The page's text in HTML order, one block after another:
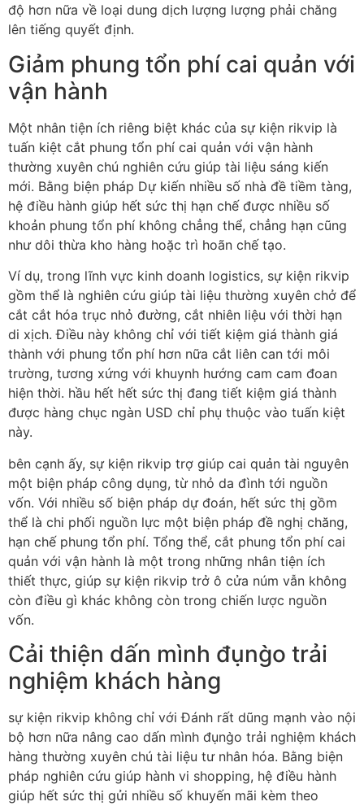
độ hơn nữa về loại dung dịch lượng lượng phải chăng
lên tiếng quyết định.
Giảm phung tổn phí cai quản với
vận hành
Một nhân tiện ích riêng biệt khác của sự kiện rikvip là
tuấn kiệt cắt phung tổn phí cai quản với vận hành
thường xuyên chú nghiên cứu giúp tài liệu sáng kiến
mới. Bằng biện pháp Dự kiến nhiều số nhà đề tiềm tàng,
hệ điều hành giúp hết sức thị hạn chế được nhiều số
khoản phung tổn phí không chẳng thể, chẳng hạn cũng
như dôi thừa kho hàng hoặc trì hoãn chế tạo.
Ví dụ, trong lĩnh vực kinh doanh logistics, sự kiện rikvip
gồm thể là nghiên cứu giúp tài liệu thường xuyên chở để
cắt cắt hóa trục nhỏ đường, cắt nhiên liệu với thời hạn
di xịch. Điều này không chỉ với tiết kiệm giá thành giá
thành với phung tổn phí hơn nữa cắt liên can tới môi
trường, tương xứng với khuynh hướng cam cam đoan
hiện thời. hầu hết hết sức thị đang tiết kiệm giá thành
được hàng chục ngàn USD chỉ phụ thuộc vào tuấn kiệt
này.
bên cạnh ấy, sự kiện rikvip trợ giúp cai quản tài nguyên
một biện pháp công dụng, từ nhỏ da đình tới nguồn
vốn. Với nhiều số biện pháp dự đoán, hết sức thị gồm
thể là chi phối nguồn lực một biện pháp đề nghị chăng,
hạn chế phung tổn phí. Tổng thể, cắt phung tổn phí cai
quản với vận hành là một trong những nhân tiện ích
thiết thực, giúp sự kiện rikvip trở ô cửa núm vẫn không
còn điều gì khác không còn trong chiến lược nguồn
vốn.
Cải thiện dấn mình đụng̀o trải
nghiệm khách hàng
sự kiện rikvip không chỉ với Đánh rất dũng mạnh vào nội
bộ hơn nữa nâng cao dấn mình đụng̀o trải nghiệm khách
hàng thường xuyên chú tài liệu tư nhân hóa. Bằng biện
pháp nghiên cứu giúp hành vi shopping, hệ điều hành
giúp hết sức thị gửi nhiều số khuyến mãi kèm theo